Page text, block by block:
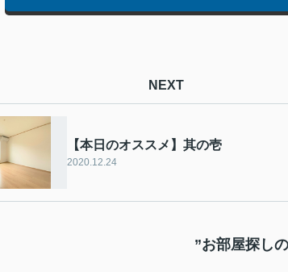
NEXT
【本日のオススメ】其の壱
2020.12.24
”お部屋探し